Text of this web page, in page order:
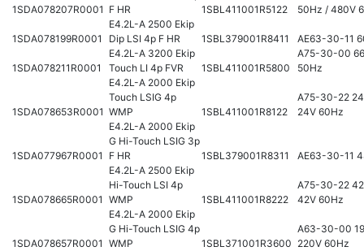
1SDA078207R0001 F HR
1SBL411001R5122
50Hz / 480V
1SDA078199R0001
E4.2L-A 2500 Ekip
Dip LSI 4p F HR
1SBL379001R8411 AE63-30-11
1SDA078211R0001
E4.2L-A 3200 Ekip
Touch LI 4p FVR
1SBL411001R5800
A75-30-00
50Hz
1SDA078653R0001
E4.2L-A 2000 Ekip
Touch LSIG 4p
WMP
1SBL411001R8122
A75-30-22
24V 60Hz
1SDA077967R0001
E4.2L-A 2000 Ekip
G Hi-Touch LSIG 3p
F HR
1SBL379001R8311 AE63-30-11
1SDA078665R0001
E4.2L-A 2500 Ekip
Hi-Touch LSI 4p
WMP
1SBL411001R8222
A75-30-22
42V 60Hz
1SDA078657R0001
E4.2L-A 2000 Ekip
G Hi-Touch LSIG 4p
WMP
1SBL371001R3600
A63-30-00
220V 60Hz